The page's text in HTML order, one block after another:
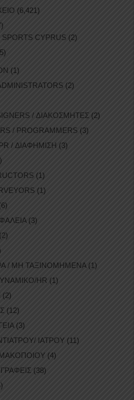
(6,421)
CYPRUS (2)
(1)
(2)
/ ΔΙΑΚΟΣΜΗΤΕΣ (2)
/ PROGRAMMERS (3)
/ ΔΙΑΦΗΜΙΣΗ (3)
(1)
(1)
(3)
(2)
/ ΜΗ ΤΑΞΙΝΟΜΗΜΕΝΑ (1)
HR (1)
(2)
(12)
(3)
ΙΑΤΡΟΥ (11)
(4)
(38)